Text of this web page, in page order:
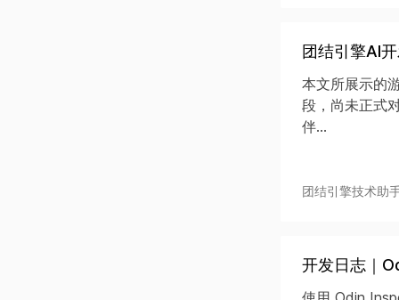
团结引擎AI
本文所展示的
段，尚未正式
伴...
团结引擎技术助
开发日志｜